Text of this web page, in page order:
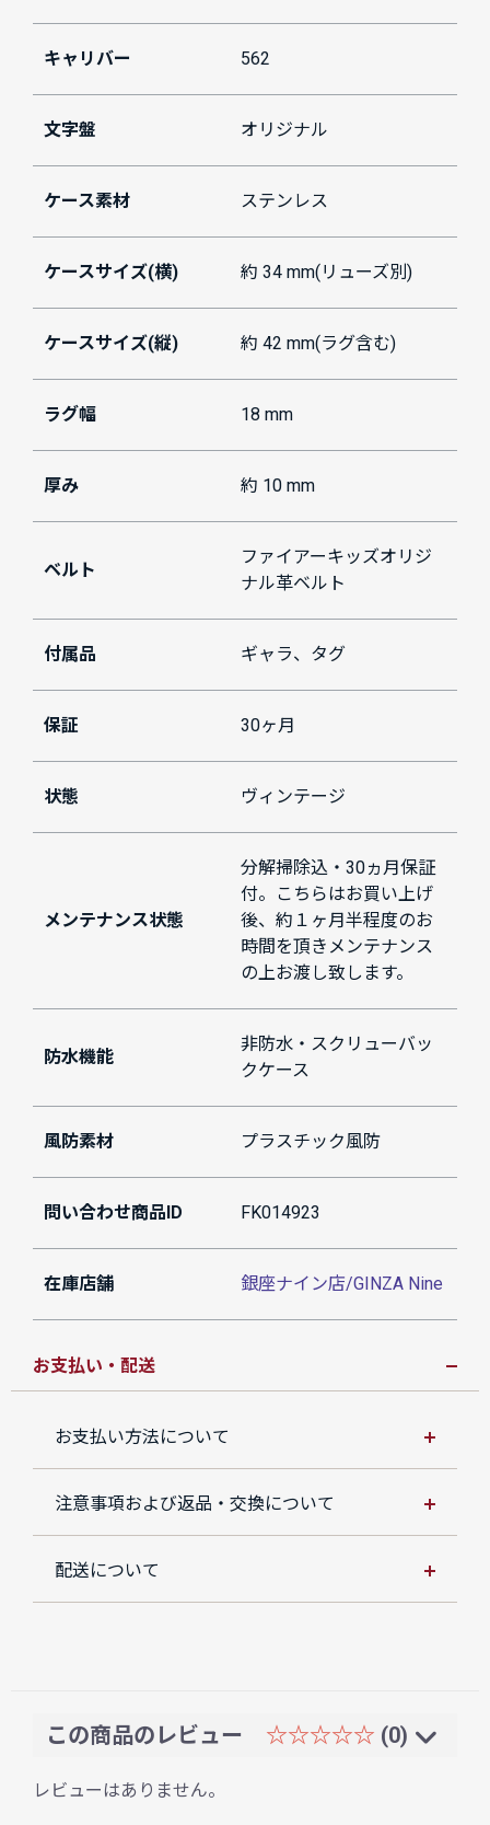
キャリバー 562
文字盤 オリジナル
ケース素材 ステンレス
ケースサイズ(横) 約 34 mm(リューズ別)
ケースサイズ(縦) 約 42 mm(ラグ含む)
ラグ幅 18 mm
厚み 約 10 mm
ベルト
ファイアーキッズオリジ
ナル革ベルト
付属品 ギャラ、タグ
保証 30ヶ月
状態 ヴィンテージ
メンテナンス状態
分解掃除込・30ヵ月保証
付。こちらはお買い上げ
後、約１ヶ月半程度のお
時間を頂きメンテナンス
の上お渡し致します。
防水機能
非防水・スクリューバッ
クケース
風防素材 プラスチック風防
問い合わせ商品ID FK014923
在庫店舗 銀座ナイン店/GINZA Nine
お支払い・配送
お支払い方法について
注意事項および返品・交換について
配送について
この商品のレビュー ☆☆☆☆☆ (0)
レビューはありません。